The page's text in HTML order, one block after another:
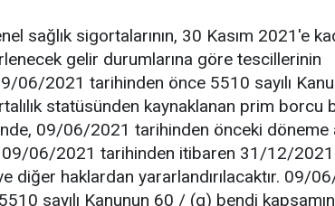
sağlık sigortalarının, 30 Kasım 2021'e
gelir durumlarına göre tescillerinin
06/2021 tarihinden önce 5510 sayılı
statüsünden kaynaklanan prim borcu
09/06/2021 tarihinden önceki döneme
09/06/2021 tarihinden itibaren 31/12/
diğer haklardan yararlandırılacaktır. 09/
sayılı Kanunun 60 / (g) bendi